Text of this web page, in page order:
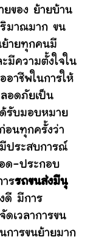
ยของ ย้ายบ้าน
มาณมาก ขน
ย้ายทุกคนมี
มีความตั้งใจใน
อาชีพในการให้
อดภัยเป็น
รับมอบหมาย
อนทุกครั้งว่า
ประสบการณ์
ด-ประกอบ
รรถขนส่งมีนุ
ดี มีการ
ดเวลาการขน
การขนย้ายมาก